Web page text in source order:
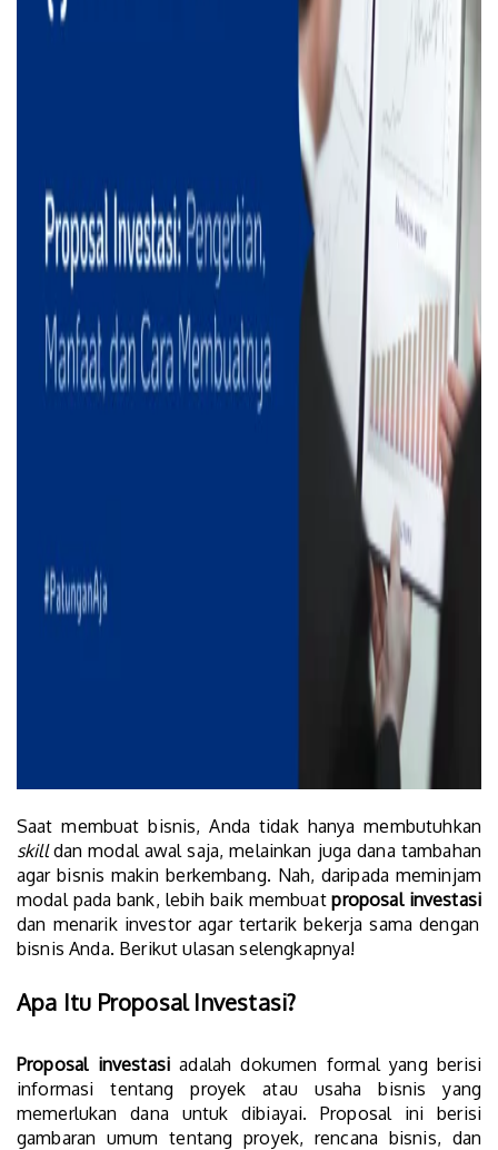
Saat membuat bisnis, Anda tidak hanya membutuhkan
skilldan modal awal saja, melainkan juga dana tambahan
agar bisnis makin berkembang. Nah, daripada meminjam
modal pada bank, lebih baik membuatproposal investasi
dan menarik investor agar tertarik bekerja sama dengan
bisnis Anda. Berikut ulasan selengkapnya!
Apa Itu Proposal Investasi?
Proposal investasi adalah dokumen formal yang berisi
informasi tentang proyek atau usaha bisnis yang
memerlukan dana untuk dibiayai. Proposal ini berisi
gambaran umum tentang proyek, rencana bisnis, dan